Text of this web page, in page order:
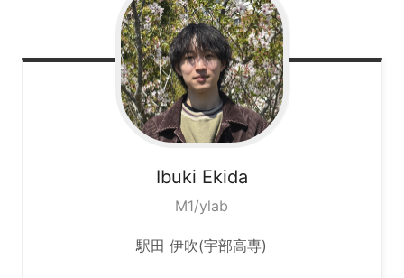
Ibuki Ekida
M1/ylab
駅田 伊吹(宇部高専)